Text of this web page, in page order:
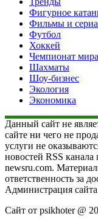
Фигурное
Фильмы и
Футбол
Хоккей
Чемпионат
Шахматы
Шоу-бизнес
Экология
Экономика
Данный сайт не
сайте ни чего не
услуги не
новостей RSS канала
newsru.com.
ответственность за
Администрация сайта
Сайт от psikhoter @